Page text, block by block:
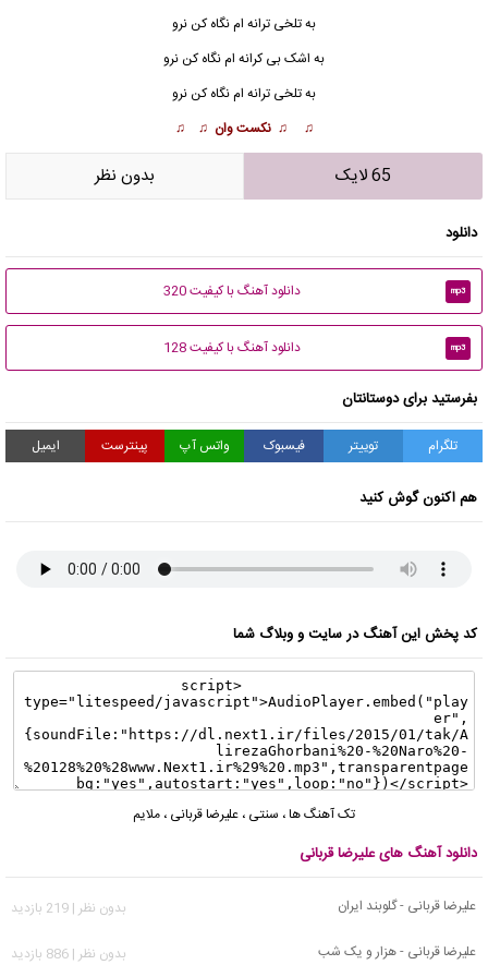
به تلخی ترانه ام نگاه کن نرو
به اشک بی کرانه ام نگاه کن نرو
به تلخی ترانه ام نگاه کن نرو
♫ ♫ نکست وان ♫ ♫
65 لایک بدون نظر
دانلود
mp3 دانلود آهنگ با کیفیت 320
mp3 دانلود آهنگ با کیفیت 128
بفرستید برای دوستانتان
تلگرام توییتر فیسبوک واتس آپ پینترست ایمیل
هم اکنون گوش کنید
کد پخش این آهنگ در سایت و وبلاگ شما
تک آهنگ ها، سنتی ، علیرضا قربانی ، ملایم
دانلود آهنگ های علیرضا قربانی
علیرضا قربانی - گلوبند ایران
بدون نظر | 219 بازدید
علیرضا قربانی - هزار و یک شب
بدون نظر | 886 بازدید